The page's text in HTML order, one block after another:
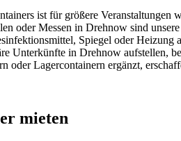
ist für größere Veranstaltungen
oder Messen in Drehnow sind
Spiegel oder
Unterkünfte in Drehnow aufstellen,
oder Lagercontainern ergänzt,
mieten